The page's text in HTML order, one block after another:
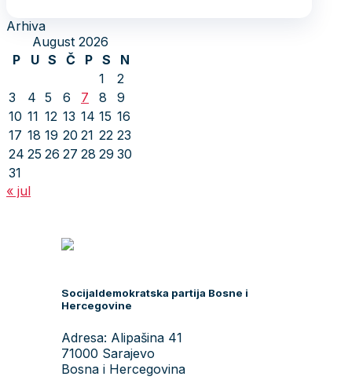
Arhiva
August 2026
P
U S Č P S
N
1
2
3
4 5 6 7 8
9
10 11 12 13 14 15 16
17 18 19 20 21 22 23
24 25 26 27 28 29 30
31
« jul
Socijaldemokratska partija Bosne i
Hercegovine
Adresa: Alipašina 41
71000 Sarajevo
Bosna i Hercegovina